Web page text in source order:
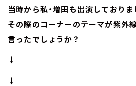
当時から私・増田も出演しておりま
その際のコーナーのテーマが紫外
言ったでしょうか？
↓
↓